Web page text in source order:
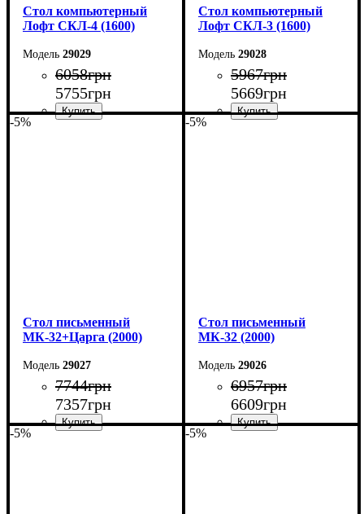
Стол компьютерный
Лофт СКЛ-4 (1600)
29029
6058грн
5755грн
Стол компьютерный
Лофт СКЛ-3 (1600)
29028
5967грн
5669грн
-5%
Cтол письменный
МК-32+Царга (2000)
29027
7744грн
7357грн
-5%
Cтол письменный
МК-32 (2000)
29026
6957грн
6609грн
-5% -5%